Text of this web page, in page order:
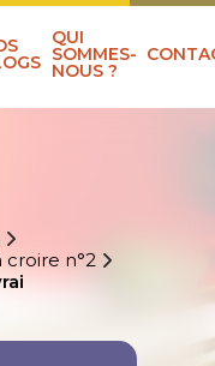
QUI
SOMMES-
NOUS ?
croire n°2